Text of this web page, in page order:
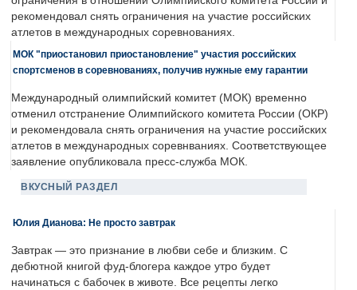
рекомендовал снять ограничения на участие российских
атлетов в международных соревнованиях.
МОК "приостановил приостановление" участия российских
спортсменов в соревнованиях, получив нужные ему гарантии
Международный олимпийский комитет (МОК) временно
отменил отстранение Олимпийского комитета России (ОКР)
и рекомендовала снять ограничения на участие российских
атлетов в международных соревнваниях. Соответствующее
заявление опубликовала пресс-служба МОК.
ВКУСНЫЙ РАЗДЕЛ
Юлия Дианова: Не просто завтрак
Завтрак — это признание в любви себе и близким. С
дебютной книгой фуд-блогера каждое утро будет
начинаться с бабочек в животе. Все рецепты легко